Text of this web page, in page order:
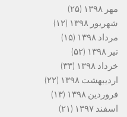
مهر ۱۳۹۸
(۲۵)
شهریور ۱۳۹۸
(۱۲)
مرداد ۱۳۹۸
(۱۵)
تیر ۱۳۹۸
(۵۲)
خرداد ۱۳۹۸
(۳۳)
اردیبهشت ۱۳۹۸
(۲۲)
فروردین ۱۳۹۸
(۱۳)
اسفند ۱۳۹۷
(۲۱)